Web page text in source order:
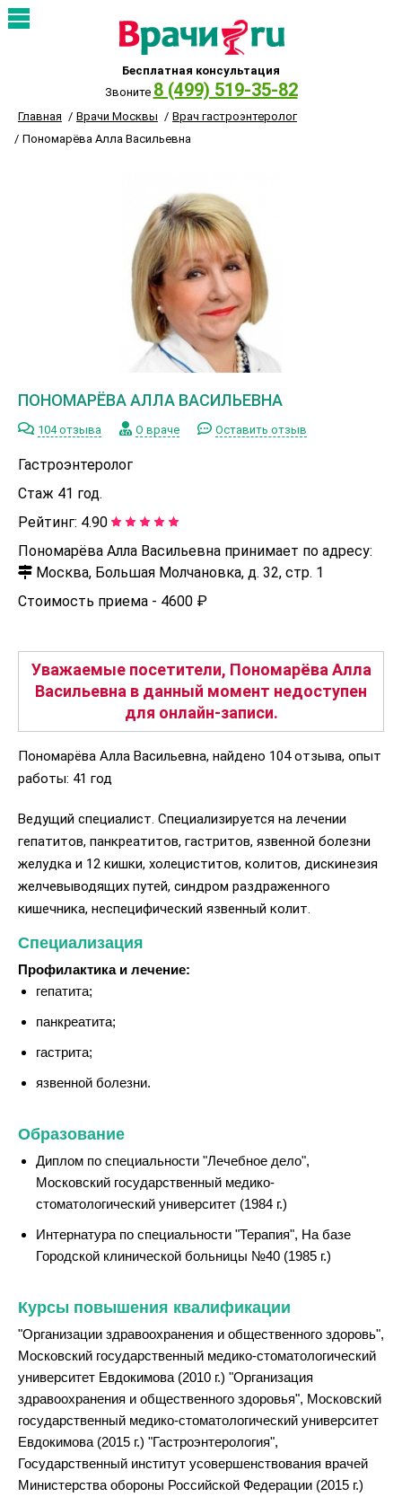
Бесплатная консультация
Звоните 8 (499) 519-35-82
Главная Врачи Москвы
Врач гастроэнтеролог
Пономарёва Алла Васильевна
ПОНОМАРЁВА АЛЛА ВАСИЛЬЕВНА
104 отзыва О враче Оставить отзыв
Гастроэнтеролог
Стаж 41 год.
Рейтинг: 4.90
Пономарёва Алла Васильевна принимает по адресу:
Москва, Большая Молчановка, д. 32, стр. 1
Стоимость приема - 4600 ₽
Уважаемые посетители, Пономарёва Алла
Васильевна в данный момент недоступен
для онлайн-записи.
Пономарёва Алла Васильевна, найдено 104 отзыва, опыт
работы: 41 год
Ведущий специалист. Специализируется на лечении
гепатитов, панкреатитов, гастритов, язвенной болезни
желудка и 12 кишки, холециститов, колитов, дискинезия
желчевыводящих путей, синдром раздраженного
кишечника, неспецифический язвенный колит.
Специализация
Профилактика и лечение:
гепатита;
панкреатита;
гастрита;
язвенной болезни.
Образование
Диплом по специальности "Лечебное дело",
Московский государственный медико-
стоматологический университет (1984 г.)
Интернатура по специальности "Терапия", На базе
Городской клинической больницы №40 (1985 г.)
Курсы повышения квалификации
"Организации здравоохранения и общественного здоровь",
Московский государственный медико-стоматологический
университет Евдокимова (2010 г.) "Организация
здравоохранения и общественного здоровья", Московский
государственный медико-стоматологический университет
Евдокимова (2015 г.) "Гастроэнтерология",
Государственный институт усовершенствования врачей
Министерства обороны Российской Федерации (2015 г.)